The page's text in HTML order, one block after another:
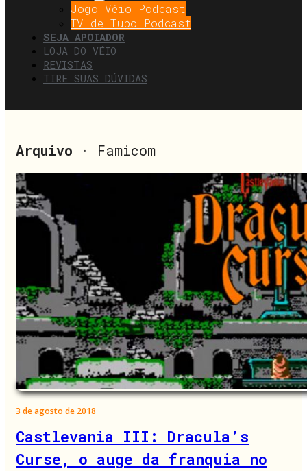
Jogo Véio Podcast
TV de Tubo Podcast
SEJA APOIADOR
LOJA DO VÉIO
REVISTAS
TIRE SUAS DÚVIDAS
Arquivo · Famicom
3 de agosto de 2018
Castlevania III: Dracula’s
Curse, o auge da franquia no